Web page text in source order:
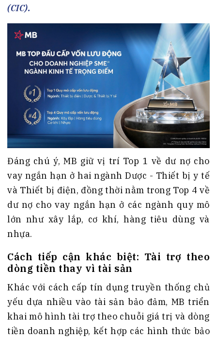
(CIC).
Đáng chú ý, MB giữ vị trí Top 1 về dư nợ cho
vay ngắn hạn ở hai ngành Dược - Thiết bị y tế
và Thiết bị điện, đồng thời nằm trong Top 4 về
dư nợ cho vay ngắn hạn ở các ngành quy mô
lớn như xây lắp, cơ khí, hàng tiêu dùng và
nhựa.
Cách tiếp cận khác biệt: Tài trợ theo
dòng tiền thay vì tài sản
Khác với cách cấp tín dụng truyền thống chủ
yếu dựa nhiều vào tài sản bảo đảm, MB triển
khai mô hình tài trợ theo chuỗi giá trị và dòng
tiền doanh nghiệp, kết hợp các hình thức bảo